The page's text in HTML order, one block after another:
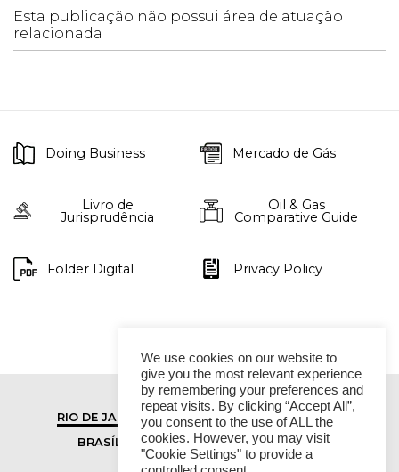
Esta publicação não possui área de atuação
relacionada
Doing Business Mercado de Gás
Livro de
Jurisprudência
Oil & Gas
Comparative Guide
Folder Digital Privacy Policy
RIO DE JANEIRO
SÃO PAULO
BRASÍLIA
VITÓRIA
We use cookies on our website to
give you the most relevant experience
by remembering your preferences and
repeat visits. By clicking “Accept All”,
you consent to the use of ALL the
cookies. However, you may visit
"Cookie Settings" to provide a